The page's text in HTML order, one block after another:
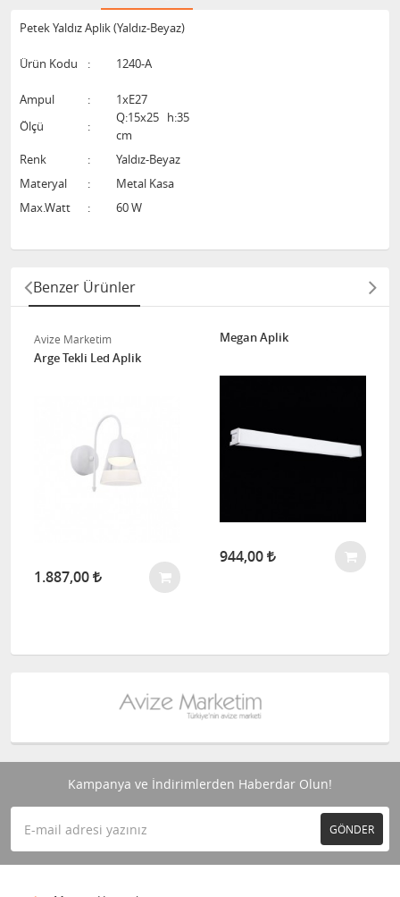
Petek Yaldız Aplik (Yaldız-Beyaz)
Ürün Kodu : 1240-A
Ampul :
1xE27
Ölçü
:
Q:15x25 h:35
cm
Renk
:
Yaldız-Beyaz
Materyal
:
Metal Kasa
Max.Watt
: 60 W
Benzer Ürünler
Avize Marketim
Arge Tekli Led Aplik
1.887,00
Megan Aplik
944,00
Kampanya ve İndirimlerden Haberdar Olun!
GÖNDER